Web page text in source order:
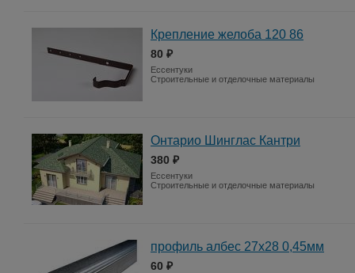
Крепление желоба 120 86
80 ₽
Ессентуки
Строительные и отделочные материалы
Онтарио Шинглас Кантри
380 ₽
Ессентуки
Строительные и отделочные материалы
профиль албес 27x28 0,45мм
60 ₽